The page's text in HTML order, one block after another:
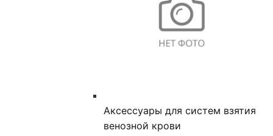
Аксессуары для систем взятия
венозной крови